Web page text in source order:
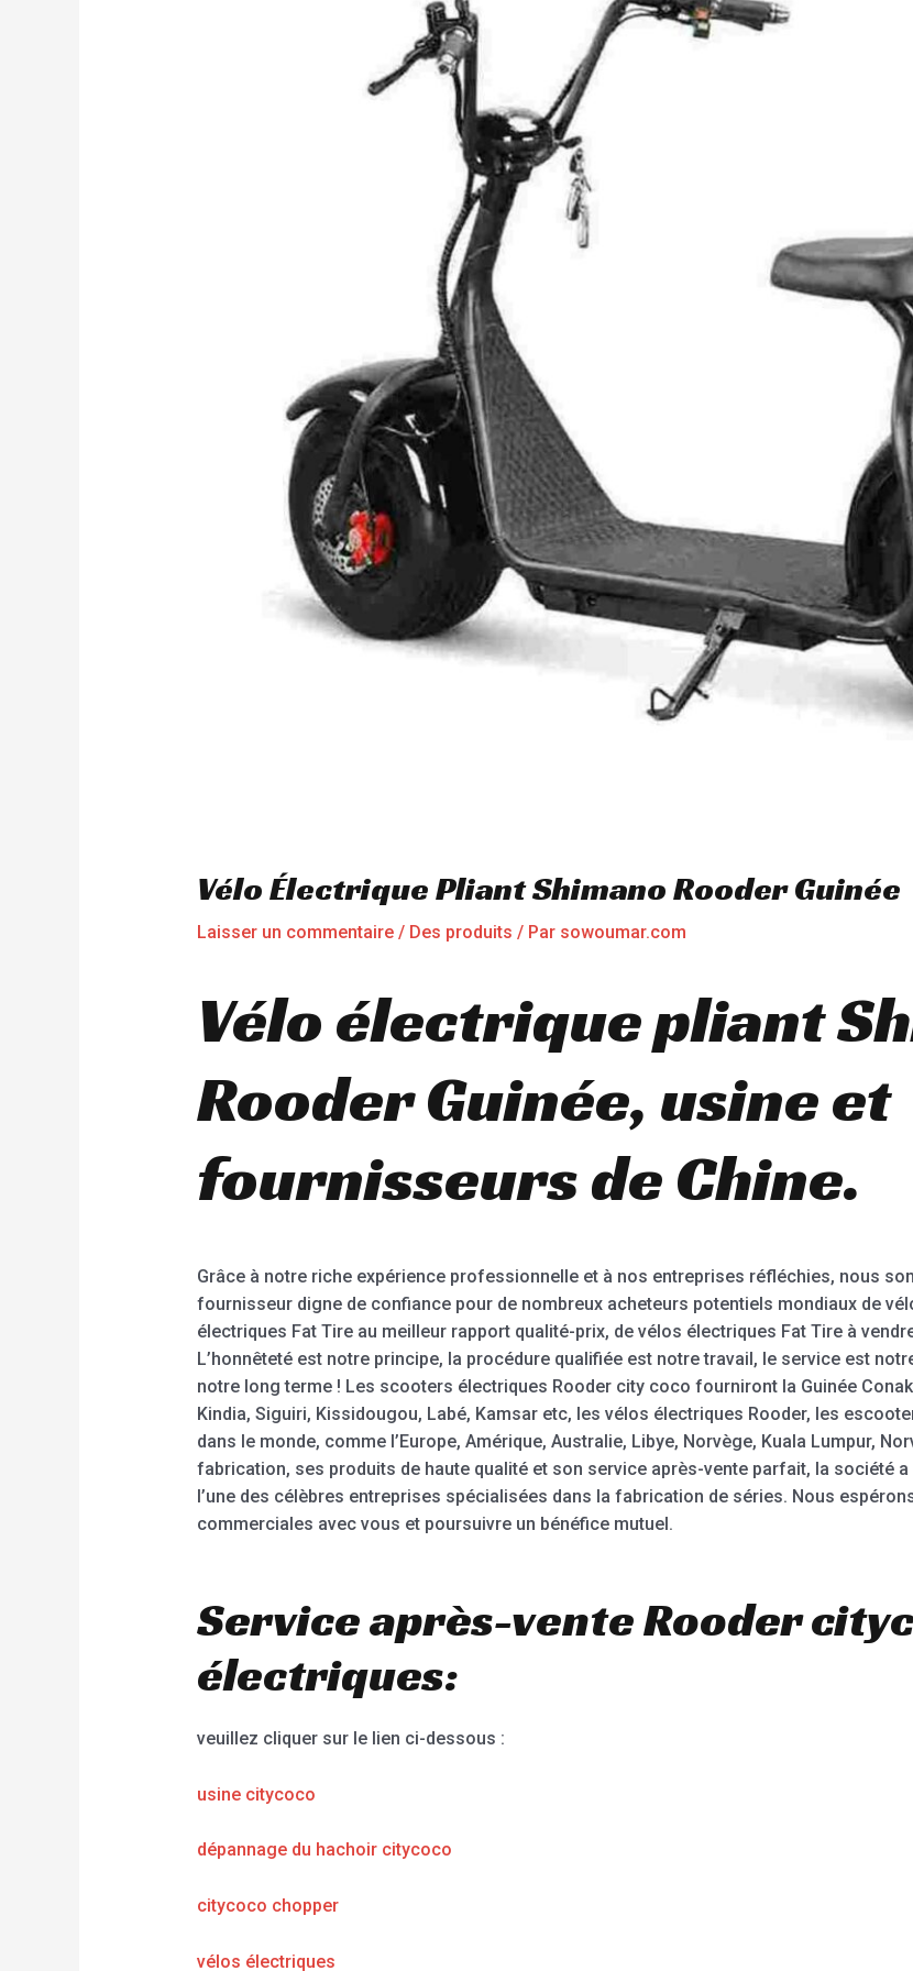
Vélo Électrique Pliant Shimano Rooder Guinée
Laisser un commentaire / Des produits / Par sowoumar.com
Vélo électrique pliant
Rooder Guinée, usine et
fournisseurs de Chine.
Grâce à notre riche expérience professionnelle et à nos entreprises réfléchies, nous
fournisseur digne de confiance pour de nombreux acheteurs potentiels mondiaux de
électriques Fat Tire au meilleur rapport qualité-prix, de vélos électriques Fat Tire à
L’honnêteté est notre principe, la procédure qualifiée est notre travail, le service est
notre long terme ! Les scooters électriques Rooder city coco fourniront la Guinée
Kindia, Siguiri, Kissidougou, Labé, Kamsar etc, les vélos électriques Rooder, les
dans le monde, comme l’Europe, Amérique, Australie, Libye, Norvège, Kuala Lumpur,
fabrication, ses produits de haute qualité et son service après-vente parfait, la société
l’une des célèbres entreprises spécialisées dans la fabrication de séries. Nous
commerciales avec vous et poursuivre un bénéfice mutuel.
Service après-vente Rooder
électriques:
veuillez cliquer sur le lien ci-dessous :
usine citycoco
dépannage du hachoir citycoco
citycoco chopper
vélos électriques